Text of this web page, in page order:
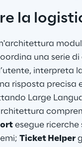
la
una serie di
interpreta
risposta
Large
esegue ricerche
Ticket Helper